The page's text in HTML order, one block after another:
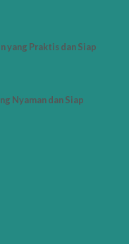
yang Praktis dan Siap
Nyaman dan Siap